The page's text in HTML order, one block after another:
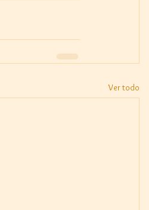
Ver todo